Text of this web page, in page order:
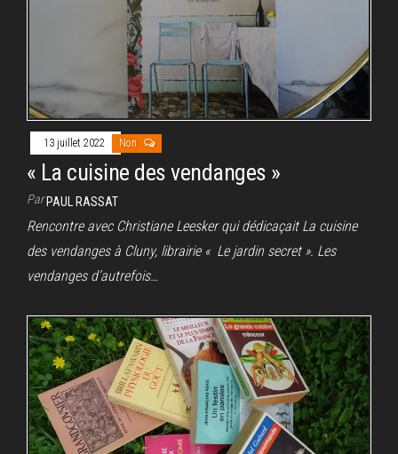
13 juillet 2022 Non
« La cuisine des vendanges »
ParPAUL RASSAT
Rencontre avec Christiane Leesker qui dédicaçait La cuisine
des vendanges à Cluny, librairie « Le jardin secret ». Les
vendanges d’autrefois…